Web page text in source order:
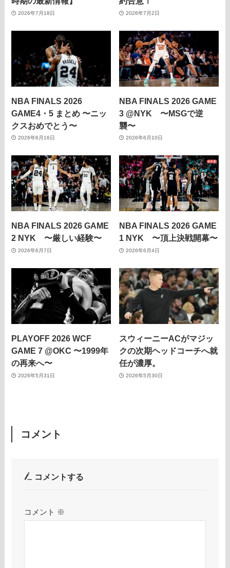
2026年7月18日 2026年7月2日
NBA FINALS 2026
GAME4・5 まとめ 〜ニッ
クスおめでとう〜
2026年6月16日
NBA FINALS 2026 GAME
3 @NYK 〜MSGで逆
襲〜
2026年6月10日
NBA FINALS 2026 GAME
2 NYK 〜厳しい経験〜
2026年6月7日
NBA FINALS 2026 GAME
1 NYK 〜頂上決戦開幕〜
2026年6月4日
PLAYOFF 2026 WCF
GAME 7 @OKC 〜1999年
の再来へ〜
2026年5月31日
スウィーニーACがマジッ
クの次期ヘッドコーチへ就
任が濃厚。
2026年5月30日
コメント
コメントする
コメント ※